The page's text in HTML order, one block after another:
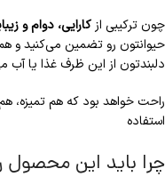
چون ترکیبی ازکارایی، دوام و
حیوانتون رو تضمین می‌کنید و
دلبندتون از این ظرف غذا یا آب
راحت خواهد بود که هم
استفاده
چرا باید این محصول